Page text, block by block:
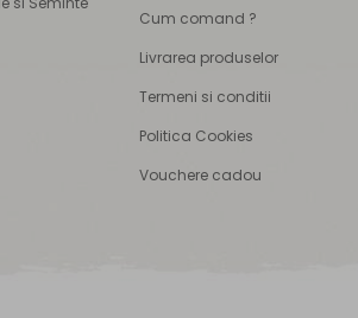
Cum comand ?
Livrarea produselor
Termeni si conditii
Politica Cookies
Vouchere cadou